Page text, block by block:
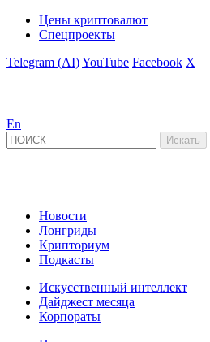
Цены криптовалют
Спецпроекты
Telegram (AI)YouTube Facebook X
En
Новости
Лонгриды
Крипториум
Подкасты
Искусственный интеллект
Дайджест месяца
Корпораты